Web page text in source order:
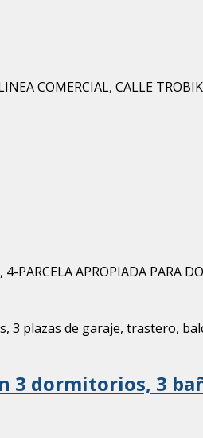
COMERCIAL, CALLE
PARCELA APROPIADA PARA
3 dormitorios, 3